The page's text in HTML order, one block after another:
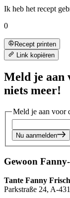
Ik heb het recept
0
Recept printen
Link kopiëren
Meld je aan
niets meer!
Meld je aan voor
Nu aanmelden
Gewoon
Tante Fanny
Parkstraße 24, A-